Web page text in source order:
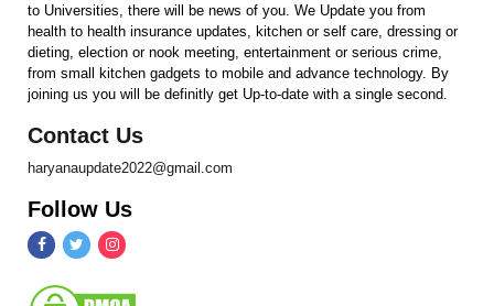
to Universities, there will be news of you. We Update you from
health to health insurance updates, kitchen or self care, dressing or
dieting, election or nook meeting, entertainment or serious crime,
from small kitchen gadgets to mobile and advance technology. By
joining us you will be definitly get Up-to-date with a single second.
Contact Us
haryanaupdate2022@gmail.com
Follow Us